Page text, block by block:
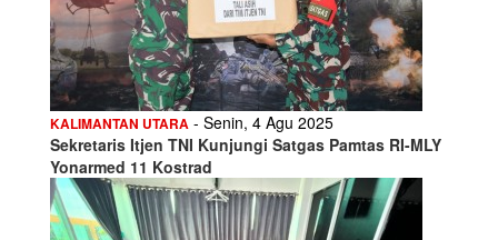
KALIMANTAN UTARA - Senin, 4 Agu 2025
Sekretaris Itjen TNI Kunjungi Satgas Pamtas RI-MLY
Yonarmed 11 Kostrad